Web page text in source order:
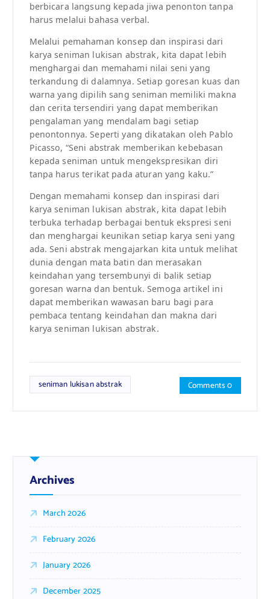
berbicara langsung kepada jiwa penonton tanpa
harus melalui bahasa verbal.
Melalui pemahaman konsep dan inspirasi dari
karya seniman lukisan abstrak, kita dapat lebih
menghargai dan memahami nilai seni yang
terkandung di dalamnya. Setiap goresan kuas dan
warna yang dipilih sang seniman memiliki makna
dan cerita tersendiri yang dapat memberikan
pengalaman yang mendalam bagi setiap
penontonnya. Seperti yang dikatakan oleh Pablo
Picasso, “Seni abstrak memberikan kebebasan
kepada seniman untuk mengekspresikan diri
tanpa harus terikat pada aturan yang kaku.”
Dengan memahami konsep dan inspirasi dari
karya seniman lukisan abstrak, kita dapat lebih
terbuka terhadap berbagai bentuk ekspresi seni
dan menghargai keunikan setiap karya seni yang
ada. Seni abstrak mengajarkan kita untuk melihat
dunia dengan mata batin dan merasakan
keindahan yang tersembunyi di balik setiap
goresan warna dan bentuk. Semoga artikel ini
dapat memberikan wawasan baru bagi para
pembaca tentang keindahan dan makna dari
karya seniman lukisan abstrak.
seniman lukisan abstrak Comments 0
Archives
March 2026
February 2026
January 2026
December 2025